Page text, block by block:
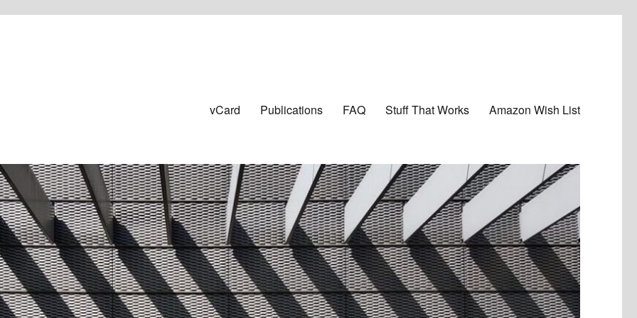
vCard Publications FAQ Stuff That Works Amazon Wish List